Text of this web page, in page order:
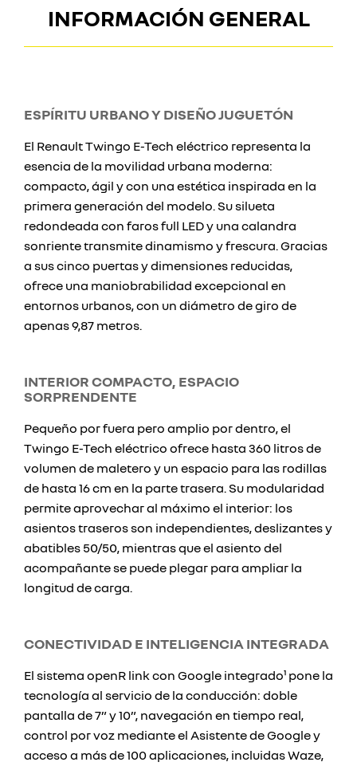
INFORMACIÓN GENERAL
ESPÍRITU URBANO Y DISEÑO JUGUETÓN
El Renault Twingo E-Tech eléctrico representa la
esencia de la movilidad urbana moderna:
compacto, ágil y con una estética inspirada en la
primera generación del modelo. Su silueta
redondeada con faros full LED y una calandra
sonriente transmite dinamismo y frescura. Gracias
a sus cinco puertas y dimensiones reducidas,
ofrece una maniobrabilidad excepcional en
entornos urbanos, con un diámetro de giro de
apenas 9,87 metros.
INTERIOR COMPACTO, ESPACIO
SORPRENDENTE
Pequeño por fuera pero amplio por dentro, el
Twingo E-Tech eléctrico ofrece hasta 360 litros de
volumen de maletero y un espacio para las rodillas
de hasta 16 cm en la parte trasera. Su modularidad
permite aprovechar al máximo el interior: los
asientos traseros son independientes, deslizantes y
abatibles 50/50, mientras que el asiento del
acompañante se puede plegar para ampliar la
longitud de carga.
CONECTIVIDAD E INTELIGENCIA INTEGRADA
El sistema openR link con Google integrado¹ pone la
tecnología al servicio de la conducción: doble
pantalla de 7” y 10”, navegación en tiempo real,
control por voz mediante el Asistente de Google y
acceso a más de 100 aplicaciones, incluidas Waze,